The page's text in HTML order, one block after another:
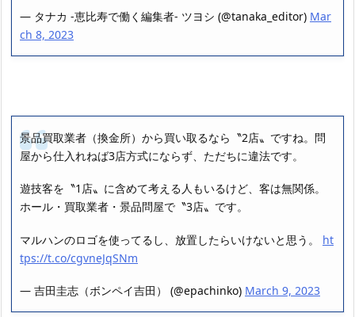
— タナカ -恵比寿で働く編集者- ツヨシ (@tanaka_editor) Mar
ch 8, 2023
景品買取業者（換金所）から買い取るなら〝2店〟ですね。問
屋から仕入れねば3店方式にならず、ただちに違法です。
遊技客を〝1店〟に含めて考える人もいるけど、客は無関係。
ホール・買取業者・景品問屋で〝3店〟です。
マルハンのロゴを使ってるし、放置したらいけないと思う。 ht
tps://t.co/cgvneJqSNm
— 吉田圭志（ボンペイ吉田） (@epachinko) March 9, 2023